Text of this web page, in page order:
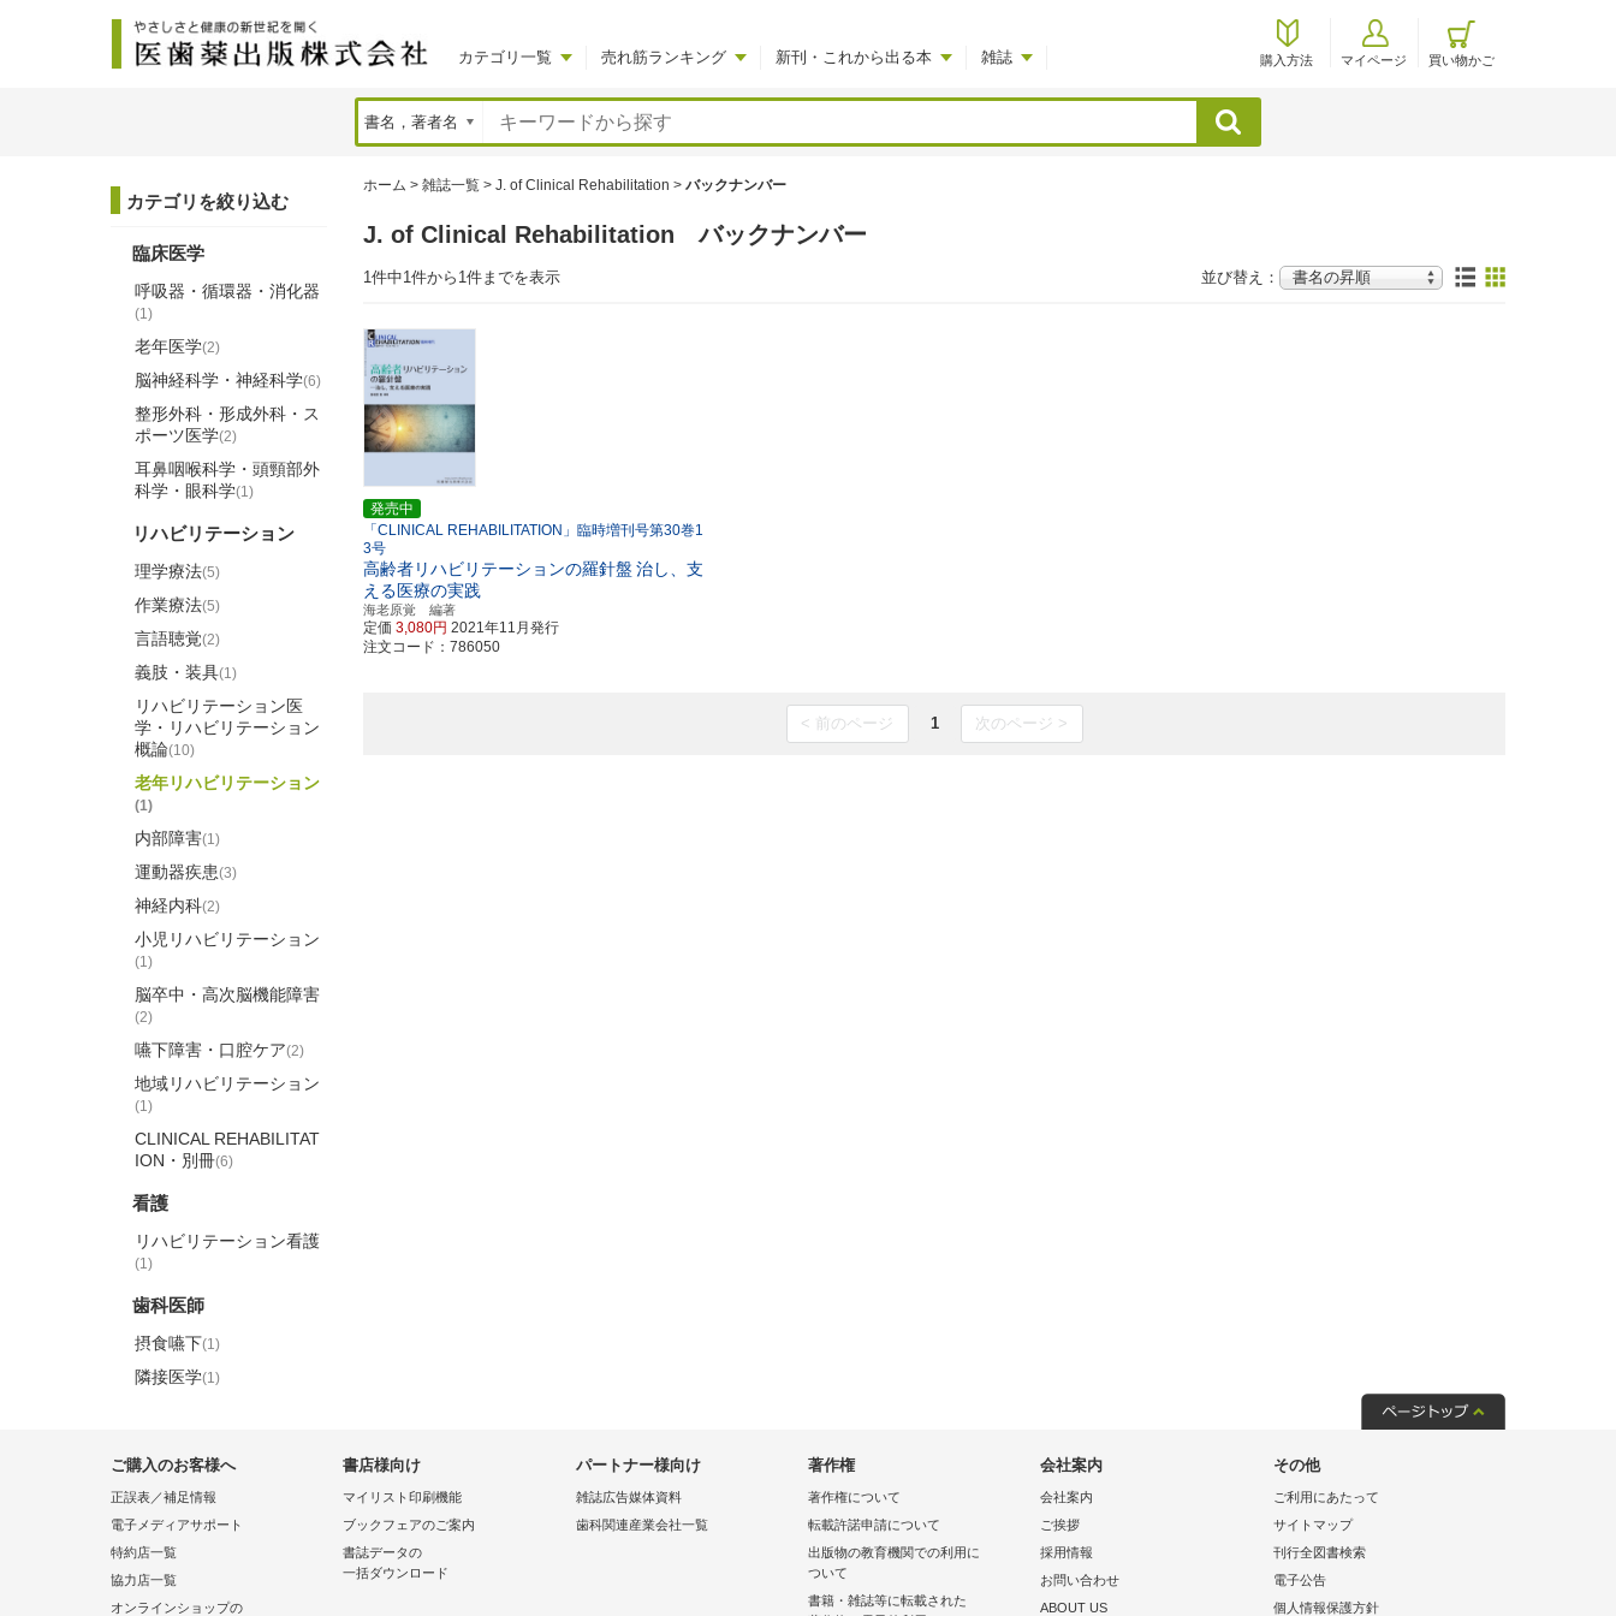
カテゴリ一覧 売れ筋ランキング 新刊・これから出る本 雑誌 購入方法 マイページ 買い物かご
検索
ホーム > 雑誌一覧 > J. of Clinical Rehabilitation > バックナンバー
J. of Clinical Rehabilitation バックナンバー
1件中1件から1件までを表示 並び替え：
発売中
「CLINICAL REHABILITATION」臨時増刊号第30巻1
3号
高齢者リハビリテーションの羅針盤 治し、支
える医療の実践
海老原覚 編著
定価 3,080円 2021年11月発行
注文コード：786050
< 前のページ 1 次のページ >
カテゴリを絞り込む
臨床医学
呼吸器・循環器・消化器
(1)
老年医学(2)
脳神経科学・神経科学(6)
整形外科・形成外科・ス
ポーツ医学(2)
耳鼻咽喉科学・頭頸部外
科学・眼科学(1)
リハビリテーション
理学療法(5)
作業療法(5)
言語聴覚(2)
義肢・装具(1)
リハビリテーション医
学・リハビリテーション
概論(10)
老年リハビリテーション
(1)
内部障害(1)
運動器疾患(3)
神経内科(2)
小児リハビリテーション
(1)
脳卒中・高次脳機能障害
(2)
嚥下障害・口腔ケア(2)
地域リハビリテーション
(1)
CLINICAL REHABILITAT
ION・別冊(6)
看護
リハビリテーション看護
(1)
歯科医師
摂食嚥下(1)
隣接医学(1)
ご購入のお客様へ
正誤表／補足情報
電子メディアサポート
特約店一覧
協力店一覧
オンラインショップの
書店様向け
マイリスト印刷機能
ブックフェアのご案内
書誌データの
一括ダウンロード
パートナー様向け
雑誌広告媒体資料
歯科関連産業会社一覧
著作権
著作権について
転載許諾申請について
出版物の教育機関での利用に
ついて
書籍・雑誌等に転載された
会社案内
会社案内
ご挨拶
採用情報
お問い合わせ
ABOUT US
その他
ご利用にあたって
サイトマップ
刊行全図書検索
電子公告
個人情報保護方針